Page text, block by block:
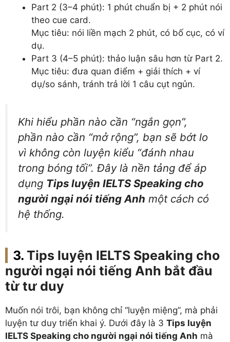
Part 2 (3–4 phút): 1 phút chuẩn bị + 2 phút nói
theo cue card.
Mục tiêu: nói liền mạch 2 phút, có bố cục, có ví
dụ.
Part 3 (4–5 phút): thảo luận sâu hơn từ Part 2.
Mục tiêu: đưa quan điểm + giải thích + ví
dụ/so sánh, tránh trả lời 1 câu cụt ngủn.
Khi hiểu phần nào cần “ngắn gọn”,
phần nào cần “mở rộng”, bạn sẽ bớt lo
vì không còn luyện kiểu “đánh nhau
trong bóng tối”. Đây là nền tảng để áp
dụng Tips luyện IELTS Speaking cho
người ngại nói tiếng Anh một cách có
hệ thống.
Tips luyện IELTS Speaking cho
người ngại nói tiếng Anh bắt đầu
từ tư duy
Muốn nói trôi, bạn không chỉ “luyện miệng”, mà phải
luyện tư duy triển khai ý. Dưới đây là 3 Tips luyện
IELTS Speaking cho người ngại nói tiếng Anh mà